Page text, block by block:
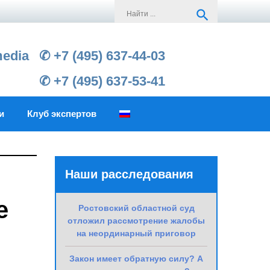
search
✆ +7 (495) 637-44-03
✆ +7 (495) 637-53-41
Клуб экспертов
Наши расследования
Ростовский областной суд
отложил рассмотрение жалобы
на неординарный приговор
Закон имеет обратную силу? А